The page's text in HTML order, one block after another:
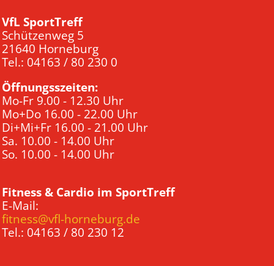
VfL SportTreff
Schützenweg 5
21640 Horneburg
Tel.: 04163 / 80 230 0
Öffnungsszeiten:
Mo-Fr 9.00 - 12.30 Uhr
Mo+Do 16.00 - 22.00 Uhr
Di+Mi+Fr 16.00 - 21.00 Uhr
Sa. 10.00 - 14.00 Uhr
So. 10.00 - 14.00 Uhr
Fitness & Cardio im SportTreff
E-Mail:
fitness@vfl-horneburg.de
Tel.: 04163 / 80 230 12